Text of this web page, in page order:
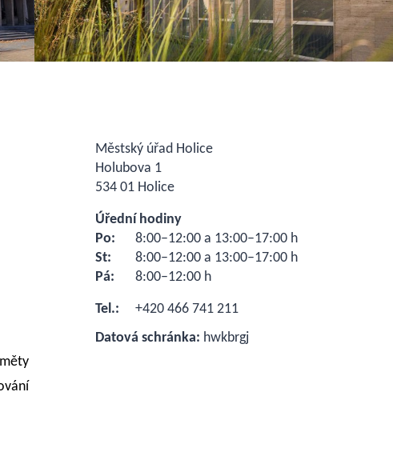
Městský úřad Holice
Holubova 1
534 01 Holice
Úřední hodiny
Po:
8:00–12:00 a 13:00–17:00 h
St:
8:00–12:00 a 13:00–17:00 h
Pá:
8:00–12:00 h
Tel.:
+420 466 741 211
Datová schránka: hwkbrgj